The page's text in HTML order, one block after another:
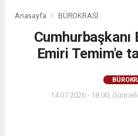
Anasayfa BÜROKRASİ
Emiri Temim'e
14.07.2026 - 18:00,